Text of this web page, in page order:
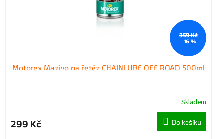
359 Kč
–16 %
Motorex Mazivo na řetěz CHAINLUBE OFF ROAD 500ml
Skladem
299 Kč Do košíku